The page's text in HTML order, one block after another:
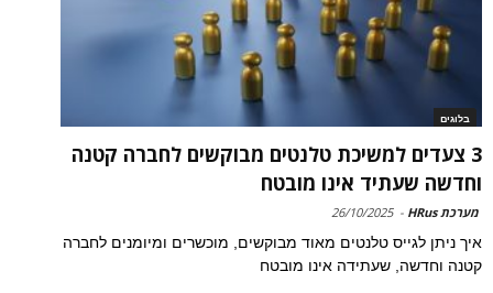
בלוגים
3 צעדים למשיכת טלנטים מבוקשים לחברה קטנה
וחדשה שעתיד אינו מובטח
מערכת HRus -
26/10/2025
איך ניתן לגייס טלנטים מאוד מבוקשים, מוכשרים ומיומנים לחברה
קטנה וחדשה, שעתידה אינו מובטח